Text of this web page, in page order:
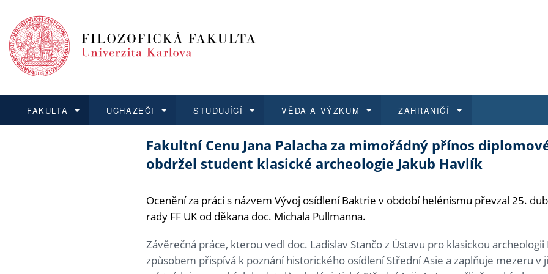
FAKULTA
Struktura a historie
Podpora a benefity pro zaměstnance
Absolventi fakulty
Fakultní školy FF UK
Pro
UCHAZEČI
Co studovat a jak se přihlásit
Informace k průběhu přijímacího řízení
STUDUJÍCÍ
Bakalářské a magisterské studium
Rigorózní řízení
VĚDA A VÝZKUM
O vědě a výzkumu na FF UK
Granty a projekty
ZAHRANIČÍ
Aktuální nabídky a výběrová řízení
Přijíždějící studenti
Vyjíždějící zaměstnanci
Fakultní Cenu Jana Palacha za mimořádný přínos
obdržel student klasické archeologie Jakub Havlík
Ocenění za práci s názvem Vývoj osídlení Baktrie v období helénismu převzal 25.
rady FF UK od děkana doc. Michala Pullmanna.
Závěrečná práce, kterou vedl doc. Ladislav Stančo z Ústavu pro klasickou archeologii
způsobem přispívá k poznání historického osídlení Střední Asie a zaplňuje mezeru v